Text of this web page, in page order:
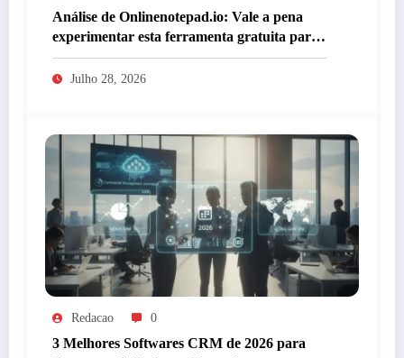
Análise de Onlinenotepad.io: Vale a pena
experimentar esta ferramenta gratuita para
anotações?
Julho 28, 2026
Redacao 0
3 Melhores Softwares CRM de 2026 para